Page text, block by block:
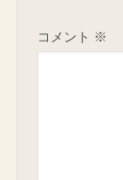
コメント ※